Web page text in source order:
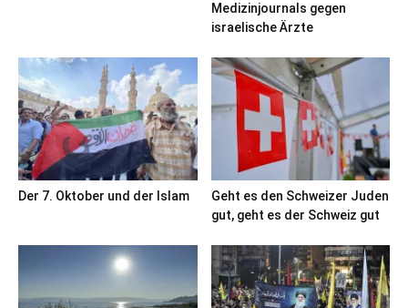
Medizinjournals gegen
israelische Ärzte
Der 7. Oktober und der Islam
Geht es den Schweizer Juden
gut, geht es der Schweiz gut